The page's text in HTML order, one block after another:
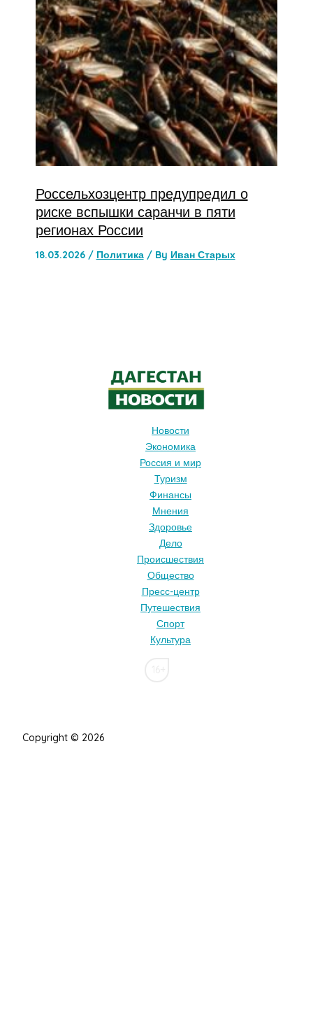
Россельхозцентр предупредил о
риске вспышки саранчи в пяти
регионах России
18.03.2026 / Политика/ By Иван Старых
Новости
Экономика
Россия и мир
Туризм
Финансы
Мнения
Здоровье
Дело
Происшествия
Общество
Пресс-центр
Путешествия
Спорт
Культура
Copyright © 2026